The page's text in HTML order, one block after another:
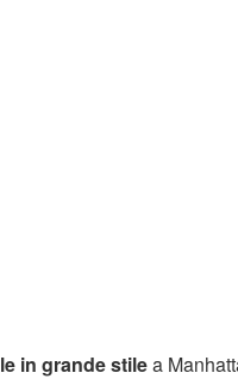
in grande stilea